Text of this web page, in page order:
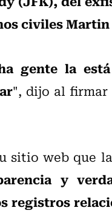
civiles
gente la
", dijo al firmar
sitio web que
y